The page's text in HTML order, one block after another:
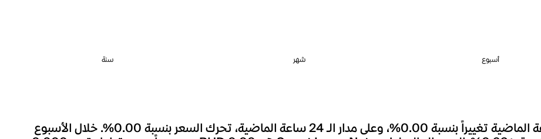
أسبوع شهر سنة
شهد سعر Smart Layer Network خلال الساعة الماضية تغييراً بنسبة 0.00%، وعلى مدار الـ 24 ساعة الماضية، تحرك السعر بنسبة 0.00%. خلال الأسبوع